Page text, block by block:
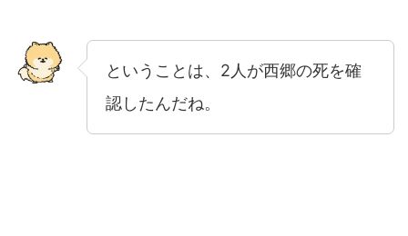
ということは、2人が西郷の死を確
認したんだね。